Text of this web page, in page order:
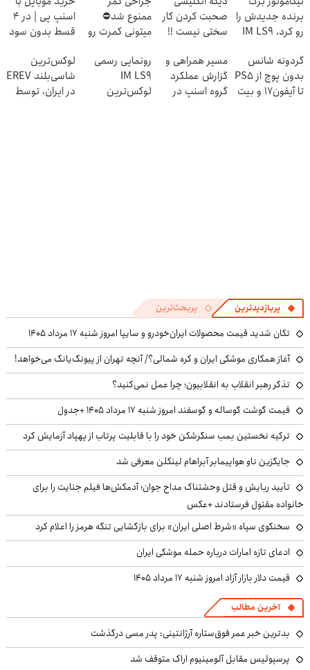
برنده جدیدش را
رو کرد، IM LS9
ایران شد
صحبت کردن کار
سختی نیست !!
ممنوع شد⛔
میتونی کمرت رو
کنی! 👈🏻
پرسش‌نامه
اسنپ پی | در ۴
قسط بدون سود
گردونه شانس
بدون پوچ از PS5
تا آیفون17 و بیت
مسیر همراهی و
گزارش عملکرد
گروه اسنپ در
رونمایی رسمی
IM LS9
لوکس‌ترین
لوکس‌ترین
شاسی‌بلند EREV
در ایران، توسط
پربازدیدترین پربحث‌ترین
تکان شدید قیمت محصولات ایران‌خودرو و سایپا امروز شنبه ۱۷ مرداد ۱۴۰۵
آغاز همکاری موشکی ایران و کره شمالی؟/ آنچه تهران از پیونگ‌یانگ می‌خواهد!
تذکر رهبر انقلاب به انقلابیون؛ چرا عمل نمی‌کنید؟
قیمت گوشت گوساله و گوسفند امروز شنبه ۱۷ مرداد ۱۴۰۵ +جدول
ترکیه نخستین بمب سنگرشکن خود را با قابلیت پرتاب از پهپاد آزمایش کرد
جایگزین ناو هواپیمابر آبراهام لینکلن معرفی شد
تأیید ربایش و قتل وحشتناک مداح جوان؛ آدمکش‌ها فیلم جنایت را برای
خانواده مقتول فرستادند +عکس
سخنگوی سپاه «شرط اصلی ایران» برای بازگشایی تنگه هرمز را اعلام کرد
ادعای تازه امارات درباره حمله موشکی ایران
قیمت دلار بازار آزاد امروز شنبه ۱۷ مرداد ۱۴۰۵
آخرین مطالب
بدترین خبر عمر فوق‌ستاره آرژانتینی: پدر مسی درگذشت
پرسپولیس مقابل آلومینیوم اراک متوقف شد